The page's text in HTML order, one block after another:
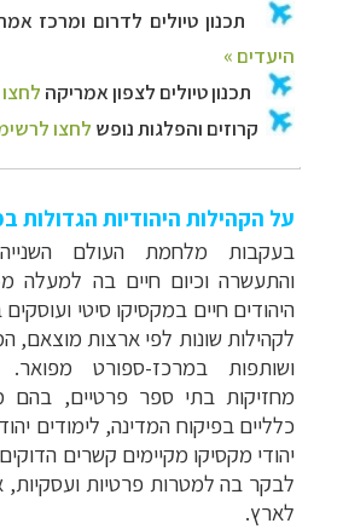
על הקהילות היהודיות הגדולות
בעקבות מלחמת העולם
היהודים חיים במקסיקו סיטי
לקהילות שונות לפי ארצות מוצאם,
ושותפות במרכז-ספורט מפואר.
מחזיקות בתי ספר פרטיים, בהם
כלליים בפיקוח המדינה, לימודים
יהודי מקסיקו מקיימים קשרים
לבקר בה למטרות פרטיות ועסקיות,
לארץ.